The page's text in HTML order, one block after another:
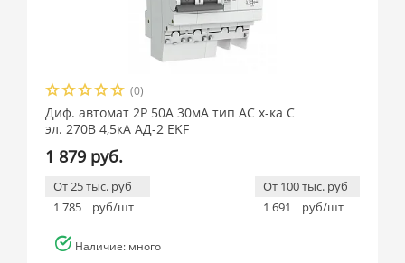
(0)
Диф. автомат 2Р 50А 30мА тип АС х-ка C
эл. 270В 4,5кА АД-2 EKF
1 879 руб.
От 25 тыс. руб
1 785
руб/шт
От 100 тыс. руб
1 691
руб/шт
Наличие: много